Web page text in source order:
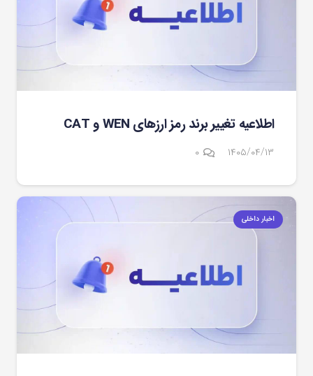
اطلاعیه تغییر برند رمز ارزهای WEN و CAT
۱۴۰۵/۰۴/۱۳ ۰
اخبار داخلی